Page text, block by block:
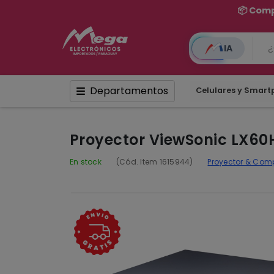
📦
IA
Departamentos Celulares y
Proyector ViewSonic
En stock (Cód. Item 1615944) Proyector &